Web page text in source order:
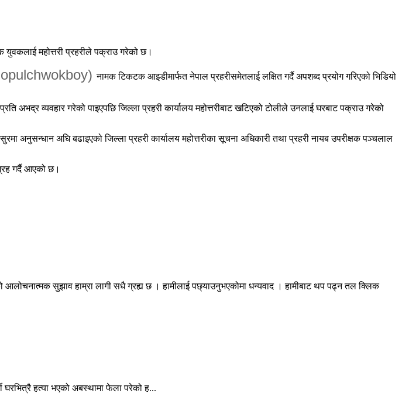
युवकलाई महोत्तरी प्रहरीले पक्राउ गरेको छ।
नामक टिकटक आइडीमार्फत नेपाल प्रहरीसमेतलाई लक्षित गर्दै अपशब्द प्रयोग गरिएको भिडियो
अभद्र व्यवहार गरेको पाइएपछि जिल्ला प्रहरी कार्यालय महोत्तरीबाट खटिएको टोलीले उनलाई घरबाट पक्राउ गरेको
अनुसन्धान अघि बढाइएको जिल्ला प्रहरी कार्यालय महोत्तरीका सूचना अधिकारी तथा प्रहरी नायब उपरीक्षक पञ्चलाल
गर्दै आएको छ।
आलोचनात्मक सुझाव हाम्रा लागी सधै ग्रह्य छ । हामीलाई पछ्याउनुभएकोमा धन्यवाद । हामीबाट थप पढ्न तल क्लिक
घरभित्रै हत्या भएको अबस्थामा फेला परेको ह...